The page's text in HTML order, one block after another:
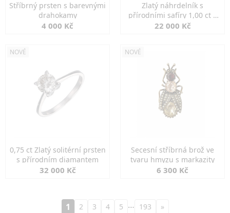
Stříbrný prsten s barevnými
drahokamy
4 000 Kč
Zlatý náhrdelník s
přírodními safíry 1,00 ct a
diamanty
22 000 Kč
NOVÉ
0,75 ct Zlatý solitérní prsten
s přírodním diamantem
32 000 Kč
NOVÉ
Secesní stříbrná brož ve
tvaru hmyzu s markazity
6 300 Kč
1 2 3 4 5 … 193 »